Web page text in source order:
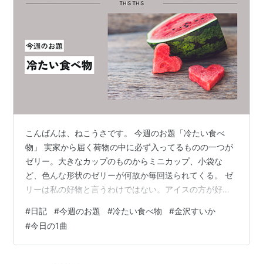
こんばんは、ねこうさです。 今週のお題「冷たい食べ
物」 実家から届く荷物の中に必ず入ってるものの一つが
ゼリー。大きなカップのものからミニカップ、小袋な
ど、色んな形状のゼリーが何故か毎回送られてくる。 ゼ
リーは私の好物と言うわけではない。アイスの方が好
ゼリーたちを、私は冷蔵庫ではなく冷凍庫に入れる。ぷ
よぷよした食感より、ジャリジャリした食感の方が好き
だから（笑） もちろん今回届いたゼリーたちも即冷凍庫
#日記 #今週のお題 #冷たい食べ物 #金沢すいか
#今日の1曲